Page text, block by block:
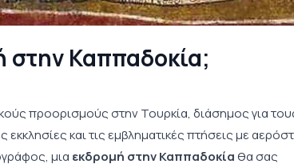
στην Καππαδοκία;
προορισμούς στην Τουρκία, διάσημος για
και τις εμβληματικές πτήσεις με
μια εκδρομή στην Καππαδοκίαθα σας